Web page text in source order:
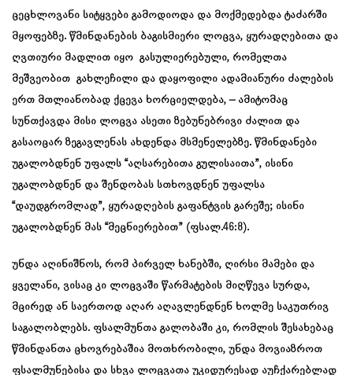
ცეცხლოვანი სიტყვები გამოდიოდა და მოქმედებდა ტაძარში
მყოფებზე. წმინდანების ბაგისმიერი ლოცვა, ყურადღებითა და
ღვთიური მადლით იყო გასულიერებული, რომელთა
მეშვეობით გახლეჩილი და დაყოფილი ადამიანური ძალების
ერთ მთლიანობად ქცევა ხორციელდება, – ამიტომაც
სუნთქავდა მისი ლოცვა ასეთი ზებუნებრივი ძალით და
გასაოცარ ზეგავლენას ახდენდა მსმენელებზე. წმინდანები
უგალობდნენ უფალს “აღსარებითა გულისაითა”, ისინი
უგალობდნენ და შენდობას სთხოვდნენ უფალსა
“დაუდგრომლად”, ყურადღების გაფანტვის გარეშე; ისინი
უგალობდნენ მას “მეცნიერებით” (ფსალ.46:8).
უნდა აღინიშნოს, რომ პირველ ხანებში, ღირსი მამები და
ყველანი, ვისაც კი ლოცვაში წარმატების მიღწევა სურდა,
მცირედ ან საერთოდ აღარ აღავლენდნენ ხოლმე საკუთრივ
საგალობლებს. ფსალმუნთა გალობაში კი, რომლის შესახებაც
წმინდანთა ცხოვრებაშია მოთხრობილი, უნდა მოვიაზროთ
ფსალმუნებისა და სხვა ლოცვათა უკიდურესად აუჩქარებლად